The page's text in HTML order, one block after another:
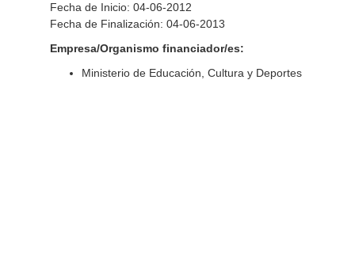
Fecha de Inicio: 04-06-2012
Fecha de Finalización: 04-06-2013
Empresa/Organismo financiador/es:
Ministerio de Educación, Cultura y Deportes